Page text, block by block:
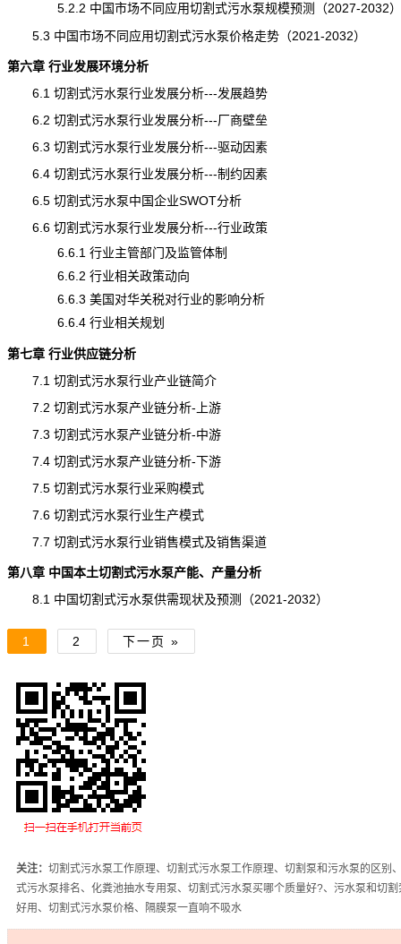
5.2.2 中国市场不同应用切割式污水泵规模预测（2027-2032）
5.3 中国市场不同应用切割式污水泵价格走势（2021-2032）
第六章 行业发展环境分析
6.1 切割式污水泵行业发展分析---发展趋势
6.2 切割式污水泵行业发展分析---厂商壁垒
6.3 切割式污水泵行业发展分析---驱动因素
6.4 切割式污水泵行业发展分析---制约因素
6.5 切割式污水泵中国企业SWOT分析
6.6 切割式污水泵行业发展分析---行业政策
6.6.1 行业主管部门及监管体制
6.6.2 行业相关政策动向
6.6.3 美国对华关税对行业的影响分析
6.6.4 行业相关规划
第七章 行业供应链分析
7.1 切割式污水泵行业产业链简介
7.2 切割式污水泵产业链分析-上游
7.3 切割式污水泵产业链分析-中游
7.4 切割式污水泵产业链分析-下游
7.5 切割式污水泵行业采购模式
7.6 切割式污水泵行业生产模式
7.7 切割式污水泵行业销售模式及销售渠道
第八章 中国本土切割式污水泵产能、 产量分析
8.1 中国切割式污水泵供需现状及预测（2021-2032）
1 2 下一页 »
关注： 切割式污水泵工作原理、切割式污水泵工作原理、切割泵和污水泵的区别
式污水泵排名、化粪池抽水专用泵、切割式污水泵买哪个质量好?、污水泵和切割
好用、切割式污水泵价格、隔膜泵一直响不吸水